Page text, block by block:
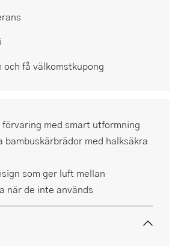
och få välkomstkupong
med smart utformning
bambuskärbrädor med halksäkra
som ger luft mellan
när de inte används